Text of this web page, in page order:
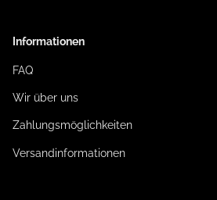
Informationen
FAQ
Wir über uns
Zahlungsmöglichkeiten
Versandinformationen